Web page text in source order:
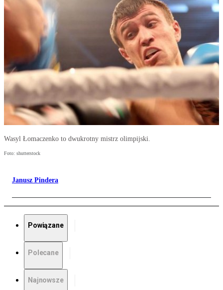
Wasyl Łomaczenko to dwukrotny mistrz olimpijski.
Foto: shutterstock
Janusz Pindera
Powiązane
Polecane
Najnowsze